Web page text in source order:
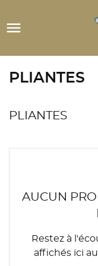

PLIANTES
PLIANTES
AUCUN
Restez à
affichés ici